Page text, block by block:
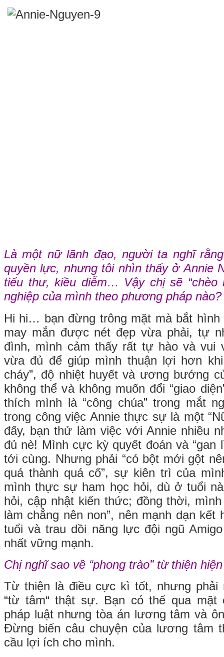
Là một nữ lãnh đạo, người ta nghĩ
quyền lực, nhưng tôi nhìn thấy ở Annie
tiểu thư, kiều diễm… Vậy chị sẽ “chèo
nghiệp của mình theo phương pháp nào?
Hi hi… bạn đừng trông mặt mà bắt
may mắn được nét đẹp vừa phải, tự
đình, mình cảm thấy rất tự hào và vui
vừa đủ để giúp mình thuận lợi hơn
cháy”, độ nhiệt huyết và ương bướng
không thể và không muốn đổi “giao
thích mình là “công chúa” trong mắt
trong công việc Annie thực sự là một
đấy, bạn thử làm việc với Annie nhiều
đủ nè! Mình cực kỳ quyết đoán và “gan
tới cùng. Nhưng phải “có bột mới gột
quá thành quá cố”, sự kiên trì của
mình thực sự ham học hỏi, dù ở tuổi
hỏi, cập nhật kiến thức; đồng thời,
làm chẳng nên non”, nên mạnh dạn
tuổi và trau dồi năng lực đội ngũ
nhất vững mạnh.
Chị nghĩ sao về “phong trào” từ thiện
Từ thiện là điều cực kì tốt, nhưng phải
“từ tâm“ thật sự. Bạn có thể qua mặt
pháp luật nhưng tòa án lương tâm và
Đừng biến câu chuyện của lương tâm
cầu lợi ích cho mình.